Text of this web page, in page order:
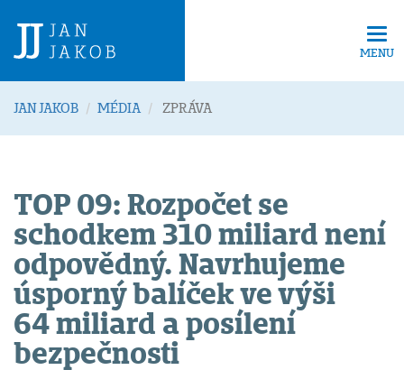
MENU
JAN JAKOB MÉDIA ZPRÁVA
TOP 09: Rozpočet se
schodkem 310 miliard není
odpovědný. Navrhujeme
úsporný balíček ve výši
64 miliard a posílení
bezpečnosti